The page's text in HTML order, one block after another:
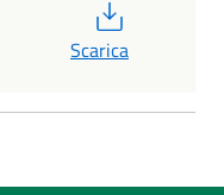
Scarica